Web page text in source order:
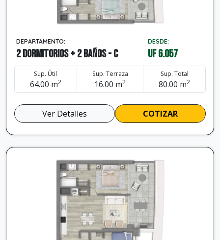
DEPARTAMENTO:
2 dormitorios + 2 baños - C
DESDE:
UF 6.057
Sup. Útil
64.00 m2
Sup. Terraza
16.00 m2
Sup. Total
80.00 m2
Ver Detalles COTIZAR